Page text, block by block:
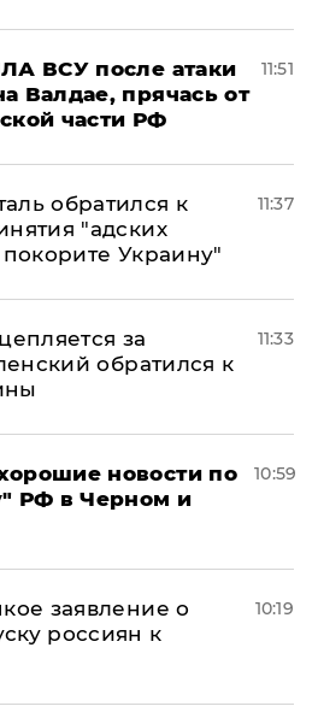
ВСУ после атаки
Валдае, прячась от
части РФ
11:51
обратился к
"адских
Украину"
11:37
за
обратился к
11:33
новости по
РФ в Черном и
10:59
заявление о
россиян к
10:19